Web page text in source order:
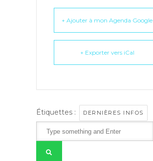
+ Ajouter à mon Agenda Google
+ Exporter vers iCal
Étiquettes : DERNIÈRES INFOS